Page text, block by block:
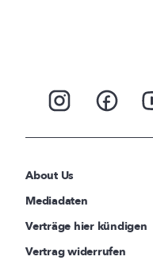
About Us
Mediadaten
Verträge hier kündigen
Vertrag widerrufen